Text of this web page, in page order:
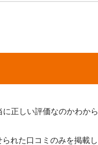
正しい評価なのかわから
れた口コミのみを掲載し